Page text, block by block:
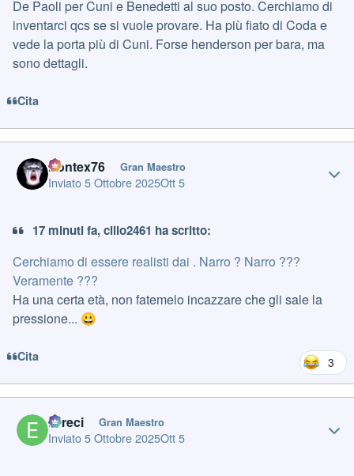
De Paoli per Cuni e Benedetti al suo posto. Cerchiamo di
inventarci qcs se si vuole provare. Ha più fiato di Coda e
vede la porta più di Cuni. Forse henderson per bara, ma
sono dettagli.
Cita
Pontex76 Gran Maestro
Inviato5 Ottobre 2025Ott 5
17 minuti fa, cillo2461 ha scritto:
Cerchiamo di essere realisti dai . Narro ? Narro ???
Veramente ???
Ha una certa età, non fatemelo incazzare che gli sale la
pressione... 😀
Cita 3
Erreci Gran Maestro
Inviato5 Ottobre 2025Ott 5